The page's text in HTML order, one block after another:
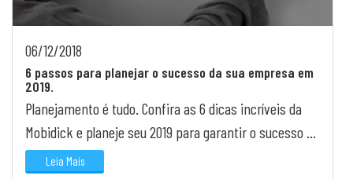
06/12/2018
6 passos para planejar o sucesso da sua empresa em
2019.
Planejamento é tudo. Confira as 6 dicas incríveis da
Mobidick e planeje seu 2019 para garantir o sucesso da
sua empresa!
Leia Mais